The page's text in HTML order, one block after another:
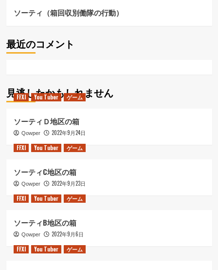
ソーティ（箱回収別働隊の行動）
最近のコメント
見逃したかもしれません
FFXI You Tuber ゲーム
ソーティＤ地区の箱
Qowper
2022年9月24日
FFXI
You Tuber ゲーム
ソーティC地区の箱
Qowper
2022年9月23日
FFXI
You Tuber ゲーム
ソーティB地区の箱
Qowper
2022年9月6日
FFXI
You Tuber ゲーム